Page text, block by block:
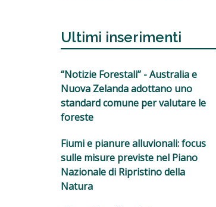
Ultimi inserimenti
“Notizie Forestali” - Australia e
Nuova Zelanda adottano uno
standard comune per valutare le
foreste
Fiumi e pianure alluvionali: focus
sulle misure previste nel Piano
Nazionale di Ripristino della
Natura